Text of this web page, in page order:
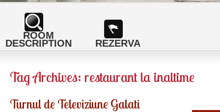
ROOM
DESCRIPTION REZERVA
nice area with a superb view.
Tag Archives: restaurant la inaltime
Turnul de Televiziune Galati